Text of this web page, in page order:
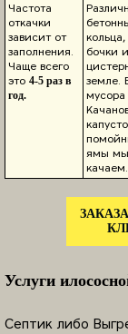
Частота
откачки
зависит от
заполнения.
Чаще всего
это 4-5 раз в
год.
кольца,
бочки и
земле.
мусора
ямы
качаем.
Услуги
Септик либо